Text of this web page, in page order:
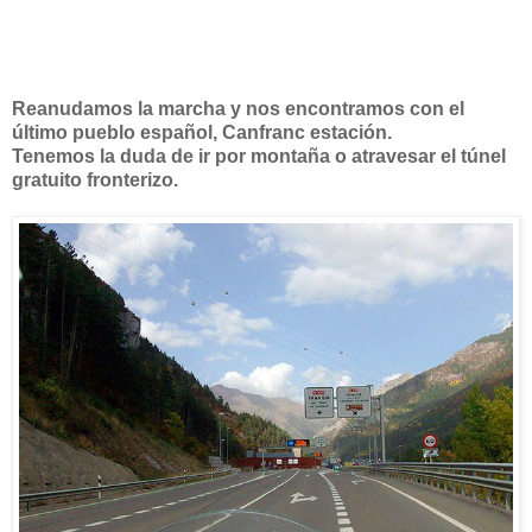
Reanudamos la marcha y nos encontramos con el
último pueblo español, Canfranc estación.
Tenemos la duda de ir por montaña o atravesar el túnel
gratuito fronterizo.